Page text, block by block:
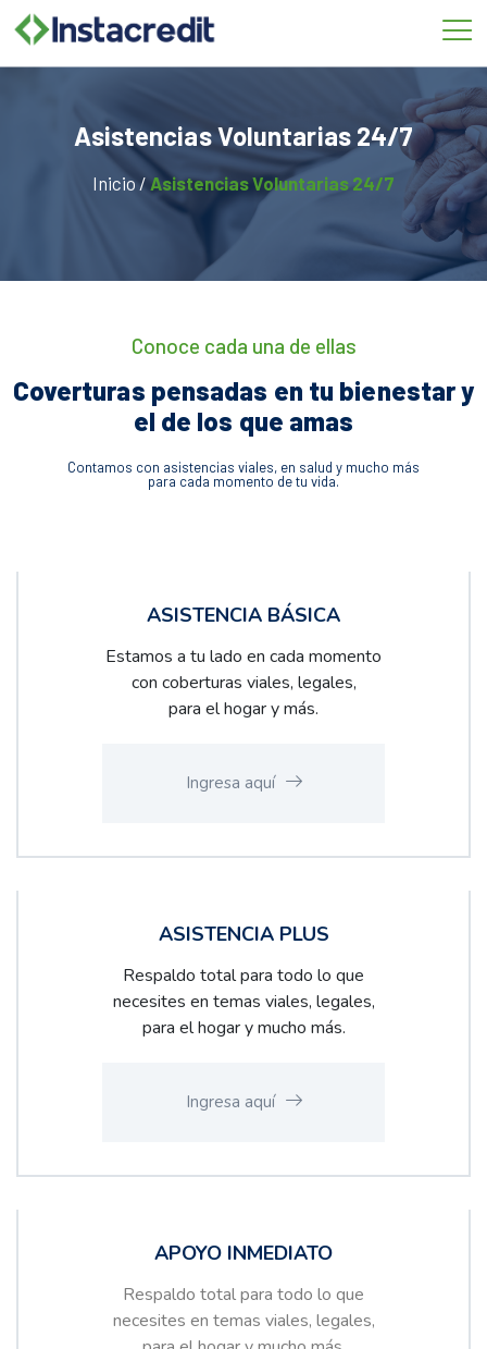
Omitir
ir
Asistencias Voluntarias 24/7
Inicio / Asistencias Voluntarias 24/7
Conoce cada una de ellas
Coverturas pensadas en tu bienestar y
el de los que amas
Contamos con asistencias viales, en salud y mucho más
para cada momento de tu vida.
ASISTENCIA BÁSICA
Estamos a tu lado en cada momento
con coberturas viales, legales,
para el hogar y más.
Ingresa aquí
ASISTENCIA PLUS
Respaldo total para todo lo que
necesites en temas viales, legales,
para el hogar y mucho más.
Ingresa aquí
APOYO INMEDIATO
Respaldo total para todo lo que
necesites en temas viales, legales,